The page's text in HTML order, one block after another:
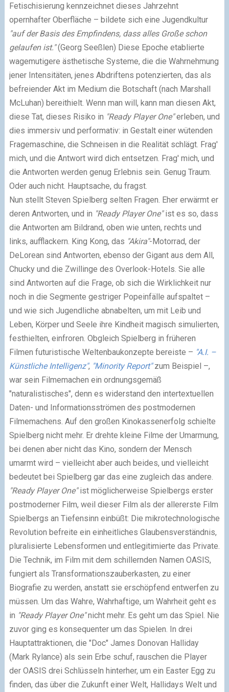
Fetischisierung kennzeichnet dieses Jahrzehnt
opernhafter Oberfläche – bildete sich eine Jugendkultur
"auf der Basis des Empfindens, dass alles Große schon
gelaufen ist."(Georg Seeßlen) Diese Epoche etablierte
wagemutigere ästhetische Systeme, die die Wahrnehmung
jener Intensitäten, jenes Abdriftens potenzierten, das als
befreiender Akt im Medium die Botschaft (nach Marshall
McLuhan) bereithielt. Wenn man will, kann man diesen Akt,
diese Tat, dieses Risiko in "Ready Player One"erleben, und
dies immersiv und performativ: in Gestalt einer wütenden
Fragemaschine, die Schneisen in die Realität schlägt. Frag'
mich, und die Antwort wird dich entsetzen. Frag' mich, und
die Antworten werden genug Erlebnis sein. Genug Traum.
Oder auch nicht. Hauptsache, du fragst.
Nun stellt Steven Spielberg selten Fragen. Eher erwärmt er
deren Antworten, und in "Ready Player One"ist es so, dass
die Antworten am Bildrand, oben wie unten, rechts und
links, aufflackern. King Kong, das "Akira"-Motorrad, der
DeLorean sind Antworten, ebenso der Gigant aus dem All,
Chucky und die Zwillinge des Overlook-Hotels. Sie alle
sind Antworten auf die Frage, ob sich die Wirklichkeit nur
noch in die Segmente gestriger Popeinfälle aufspaltet –
und wie sich Jugendliche abnabelten, um mit Leib und
Leben, Körper und Seele ihre Kindheit magisch simulierten,
festhielten, einfroren. Obgleich Spielberg in früheren
Filmen futuristische Weltenbaukonzepte bereiste – "A.I. –
Künstliche Intelligenz", "Minority Report"zum Beispiel –,
war sein Filmemachen ein ordnungsgemäß
"naturalistisches", denn es widerstand den intertextuellen
Daten- und Informationsströmen des postmodernen
Filmemachens. Auf den großen Kinokassenerfolg schielte
Spielberg nicht mehr. Er drehte kleine Filme der Umarmung,
bei denen aber nicht das Kino, sondern der Mensch
umarmt wird – vielleicht aber auch beides, und vielleicht
bedeutet bei Spielberg gar das eine zugleich das andere.
"Ready Player One"ist möglicherweise Spielbergs erster
postmoderner Film, weil dieser Film als der allererste Film
Spielbergs an Tiefensinn einbüßt: Die mikrotechnologische
Revolution befreite ein einheitliches Glaubensverständnis,
pluralisierte Lebensformen und entlegitimierte das Private.
Die Technik, im Film mit dem schillernden Namen OASIS,
fungiert als Transformationszauberkasten, zu einer
Biografie zu werden, anstatt sie erschöpfend entwerfen zu
müssen. Um das Wahre, Wahrhaftige, um Wahrheit geht es
in "Ready Player One"nicht mehr. Es geht um das Spiel. Nie
zuvor ging es konsequenter um das Spielen. In drei
Hauptattraktionen, die "Doc" James Donovan Halliday
(Mark Rylance) als sein Erbe schuf, rauschen die Player
der OASIS drei Schlüsseln hinterher, um ein Easter Egg zu
finden, das über die Zukunft einer Welt, Hallidays Welt und